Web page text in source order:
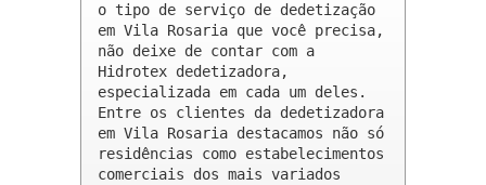
o tipo de serviço de dedetização
em Vila Rosaria que você precisa,
não deixe de contar com a
Hidrotex dedetizadora,
especializada em cada um deles.
Entre os clientes da dedetizadora
em Vila Rosaria destacamos não só
residências como estabelecimentos
comerciais dos mais variados